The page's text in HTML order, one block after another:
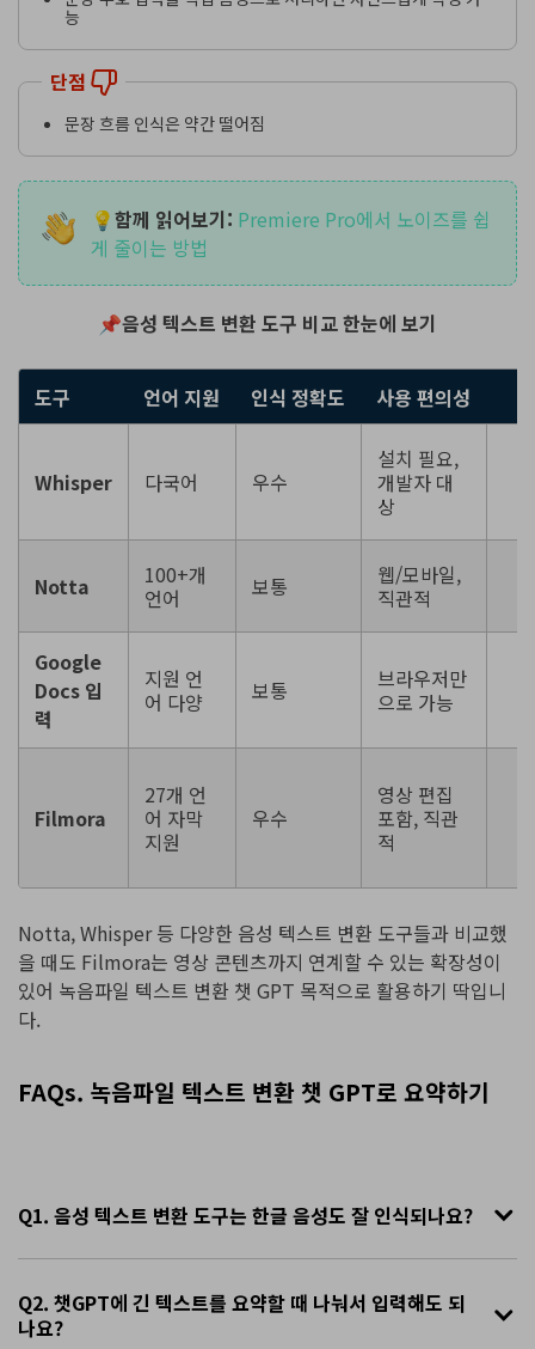
능
단점
문장 흐름 인식은 약간 떨어짐
💡함께 읽어보기: Premiere Pro에서 노이즈를 쉽
게 줄이는 방법
📌음성 텍스트 변환 도구 비교 한눈에 보기
도구 언어 지원 인식 정확도 사용 편의성
Whisper 다국어 우수
설치 필요,
개발자 대
상
Notta
100+개
언어
보통
웹/모바일,
직관적
Google
Docs 입
력
지원 언
어 다양
보통
브라우저만
으로 가능
Filmora
27개 언
어 자막
지원
우수
영상 편집
포함, 직관
적
Notta, Whisper 등 다양한 음성 텍스트 변환 도구들과 비교했
을 때도 Filmora는 영상 콘텐츠까지 연계할 수 있는 확장성이
있어 녹음파일 텍스트 변환 챗 GPT 목적으로 활용하기 딱입니
다.
FAQs. 녹음파일 텍스트 변환 챗 GPT로 요약하기
Q1. 음성 텍스트 변환 도구는 한글 음성도 잘 인식되나요?
Q2. 챗GPT에 긴 텍스트를 요약할 때 나눠서 입력해도 되
나요?